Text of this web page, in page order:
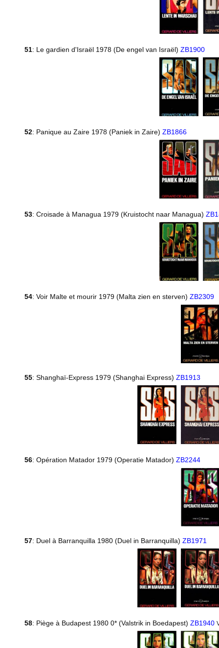
51: Le gardien d'Israël 1978 (De engel van Israël) ZB1900
52: Panique au Zaire 1978 (Paniek in Zaire) ZB1866
53: Croisade à Managua 1979 (Kruistocht naar Managua)
54: Voir Malte et mourir 1979 (Malta zien en sterven) ZB2309
55: Shanghaï-Express 1979 (Shanghai Express) ZB1913
56: Opération Matador 1979 (Operatie Matador) ZB2244
57: Duel à Barranquilla 1980 (Duel in Barranquilla) ZB1971
58: Piège à Budapest 1980 0* (Valstrik in Boedapest) ZB1940